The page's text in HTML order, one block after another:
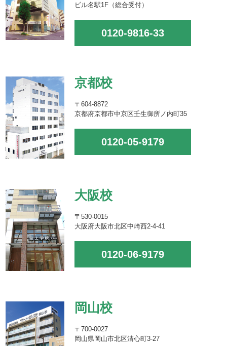
ビル名駅1F（総合受付）
0120-9816-33
京都校
〒604-8872
京都府京都市中京区壬生御所ノ内町35
0120-05-9179
大阪校
〒530-0015
大阪府大阪市北区中崎西2-4-41
0120-06-9179
岡山校
〒700-0027
岡山県岡山市北区清心町3-27